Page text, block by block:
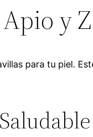
y
para tu piel.